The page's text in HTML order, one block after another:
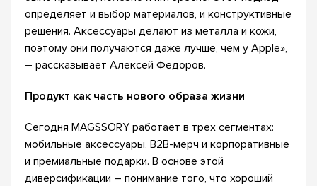
определяет и выбор материалов, и конструктивные
решения. Аксессуары делают из металла и кожи,
поэтому они получаются даже лучше, чем у Apple»,
– рассказывает Алексей Федоров.
Продукт как часть нового образа жизни
Сегодня MAGSSORY работает в трех сегментах:
мобильные аксессуары, B2B-мерч и корпоративные
и премиальные подарки. В основе этой
диверсификации – понимание того, что хороший